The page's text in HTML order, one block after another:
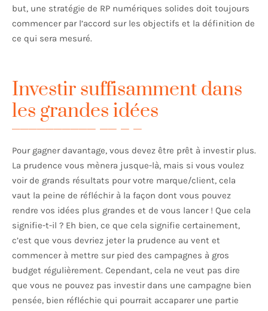
but, une stratégie de RP numériques solides doit toujours
commencer par l’accord sur les objectifs et la définition de
ce qui sera mesuré.
Investir suffisamment dans
les grandes idées
Pour gagner davantage, vous devez être prêt à investir plus.
La prudence vous mènera jusque-là, mais si vous voulez
voir de grands résultats pour votre marque/client, cela
vaut la peine de réfléchir à la façon dont vous pouvez
rendre vos idées plus grandes et de vous lancer ! Que cela
signifie-t-il ? Eh bien, ce que cela signifie certainement,
c’est que vous devriez jeter la prudence au vent et
commencer à mettre sur pied des campagnes à gros
budget régulièrement. Cependant, cela ne veut pas dire
que vous ne pouvez pas investir dans une campagne bien
pensée, bien réfléchie qui pourrait accaparer une partie